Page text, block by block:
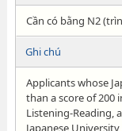
Cần có bằng N2
Ghi chú
Applicants whose
than a score of 200
Listening-Reading,
Japanese